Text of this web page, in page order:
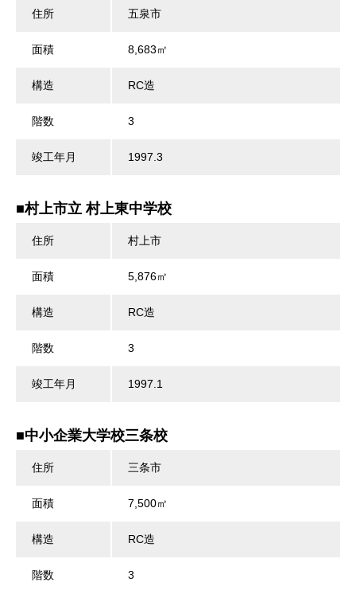
住所 五泉市
面積 8,683㎡
構造 RC造
階数 3
竣工年月 1997.3
■村上市立 村上東中学校
住所 村上市
面積 5,876㎡
構造 RC造
階数 3
竣工年月 1997.1
■中小企業大学校三条校
住所 三条市
面積 7,500㎡
構造 RC造
階数 3